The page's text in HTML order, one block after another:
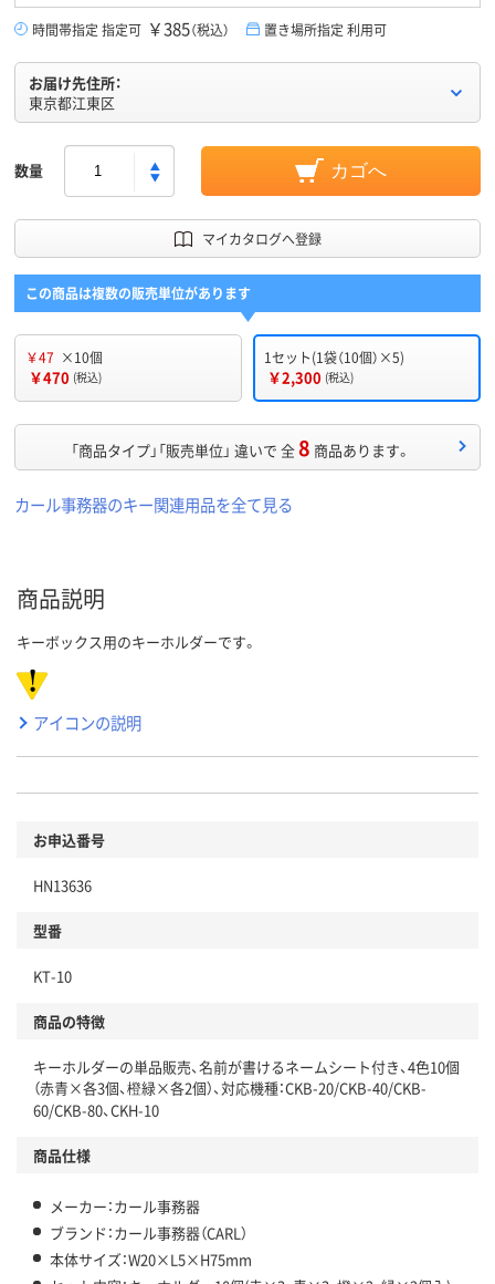
時間帯指定 指定可 ￥385（税込） 置き場所指定 利用可
お届け先住所：
東京都江東区
数量 カゴへ
マイカタログへ登録
この商品は複数の販売単位があります
￥47 ×10個
￥470 (税込)
1セット(1袋（10個）×5)
￥2,300 (税込)
「商品タイプ」「販売単位」 違いで 全8 商品あります。
カール事務器のキー関連用品を全て見る
商品説明
キーボックス用のキーホルダーです。
アイコンの説明
お申込番号
HN13636
型番
KT-10
商品の特徴
キーホルダーの単品販売、名前が書けるネームシート付き、4色10個
（赤青×各3個、橙緑×各2個）、対応機種：CKB-20/CKB-40/CKB-
60/CKB-80、CKH-10
商品仕様
メーカー：カール事務器
ブランド：カール事務器（CARL）
本体サイズ：W20×L5×H75mm